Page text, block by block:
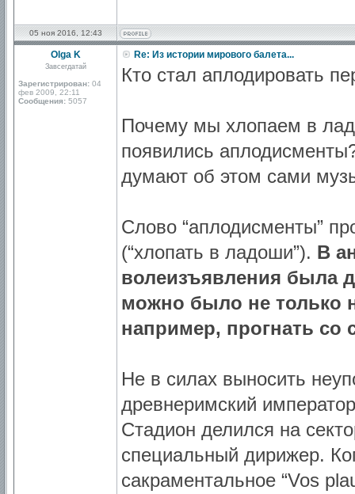
05 ноя 2016, 12:43
Olga K
Завсегдатай
Зарегистрирован: 04
фев 2009, 22:11
Сообщения: 5057
Re: Из истории мирового балета...
Кто стал аплодировать
Почему мы хлопаем в
появились
думают об этом сами
Cлово “аплодисменты”
(“хлопать в ладоши”). В
волеизъявления была
можно было не только
например, прогнать со
Не в силах выносить
древнеримский
Стадион делился на
специальный дирижер.
сакраментальное “Vos